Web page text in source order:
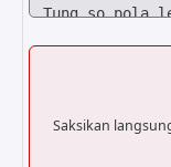
Tung so pola
Saksikan